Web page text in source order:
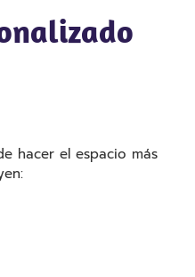
hacer el espacio más